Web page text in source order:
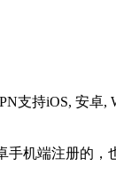
持iOS, 安
机端注册的，